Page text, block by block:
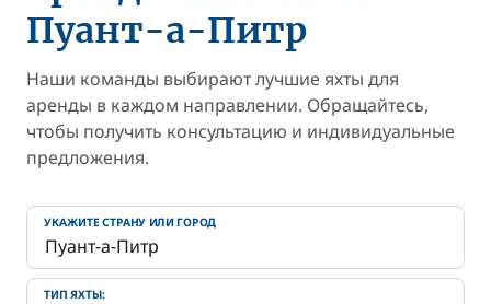
Пуант-а-Питр
Наши команды выбирают лучшие яхты для
аренды в каждом направлении. Обращайтесь,
чтобы получить консультацию и индивидуальные
предложения.
УКАЖИТЕ СТРАНУ ИЛИ ГОРОД
ТИП ЯХТЫ: